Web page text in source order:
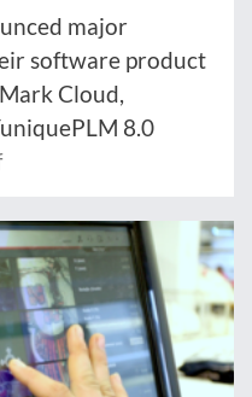
major
software product
Cloud,
8.0